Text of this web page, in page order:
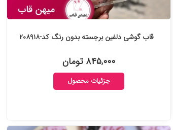
قاب گوشی دلفین برجسته بدون رنگ کد-۲۰۸۹۱۸
۸۴۵,۰۰۰ تومان
جزئیات محصول